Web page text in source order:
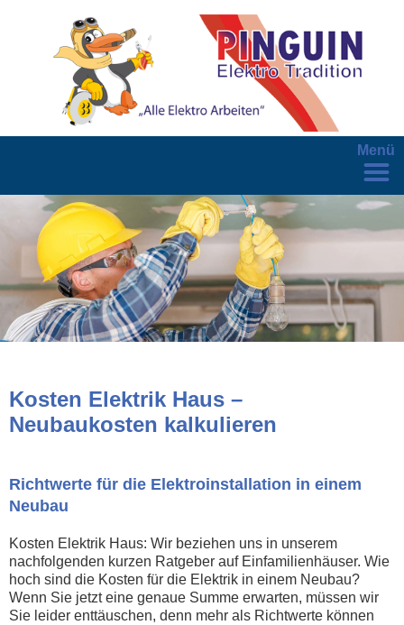
Menü
Kosten Elektrik Haus –
Neubaukosten kalkulieren
Richtwerte für die Elektroinstallation in einem
Neubau
Kosten Elektrik Haus: Wir beziehen uns in unserem
nachfolgenden kurzen Ratgeber auf Einfamilienhäuser. Wie
hoch sind die Kosten für die Elektrik in einem Neubau?
Wenn Sie jetzt eine genaue Summe erwarten, müssen wir
Sie leider enttäuschen, denn mehr als Richtwerte können